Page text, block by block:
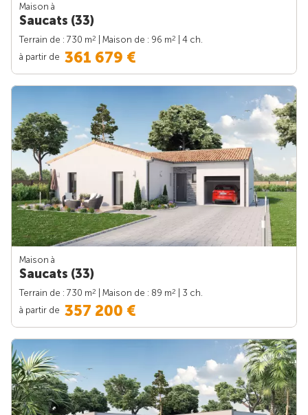
Maison à
Saucats (33)
Terrain de : 730 m2 | Maison de : 96 m2
| 4 ch.
à partir de 361 679 €
Maison à
Saucats (33)
Terrain de : 730 m2 | Maison de : 89 m2
| 3 ch.
à partir de 357 200 €